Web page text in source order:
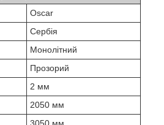
Oscar
Сербія
Монолітний
Прозорий
2 мм
2050 мм
3050 мм